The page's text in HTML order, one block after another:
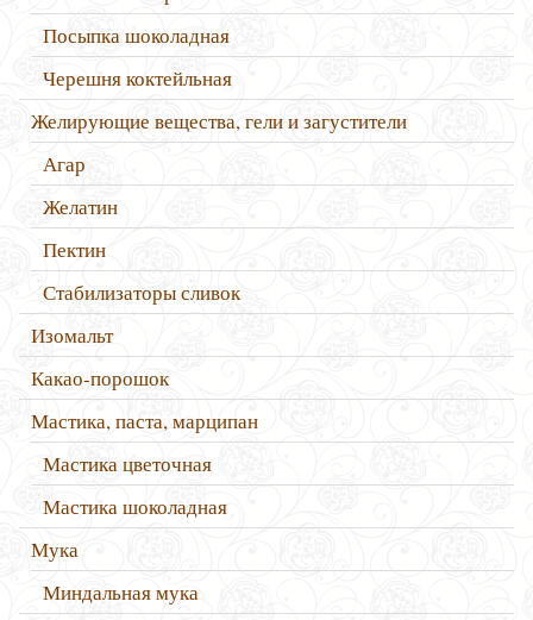
Посыпка шоколадная
Черешня коктейльная
Желирующие вещества, гели и загустители
Агар
Желатин
Пектин
Стабилизаторы сливок
Изомальт
Какао-порошок
Мастика, паста, марципан
Мастика цветочная
Мастика шоколадная
Мука
Миндальная мука